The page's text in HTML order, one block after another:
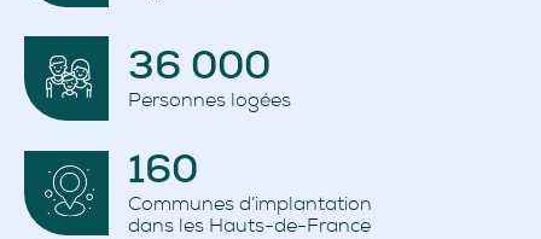
36 000
Personnes logées
160
Communes d’implantation
dans les Hauts-de-France